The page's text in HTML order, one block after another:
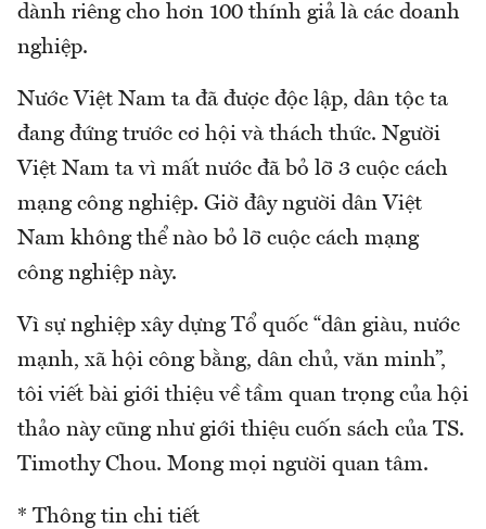
dành riêng cho hơn 100 thính giả là các doanh
nghiệp.
Nước Việt Nam ta đã được độc lập, dân tộc ta
đang đứng trước cơ hội và thách thức. Người
Việt Nam ta vì mất nước đã bỏ lỡ 3 cuộc cách
mạng công nghiệp. Giờ đây người dân Việt
Nam không thể nào bỏ lỡ cuộc cách mạng
công nghiệp này.
Vì sự nghiệp xây dựng Tổ quốc “dân giàu, nước
mạnh, xã hội công bằng, dân chủ, văn minh”,
tôi viết bài giới thiệu về tầm quan trọng của hội
thảo này cũng như giới thiệu cuốn sách của TS.
Timothy Chou. Mong mọi người quan tâm.
* Thông tin chi tiết